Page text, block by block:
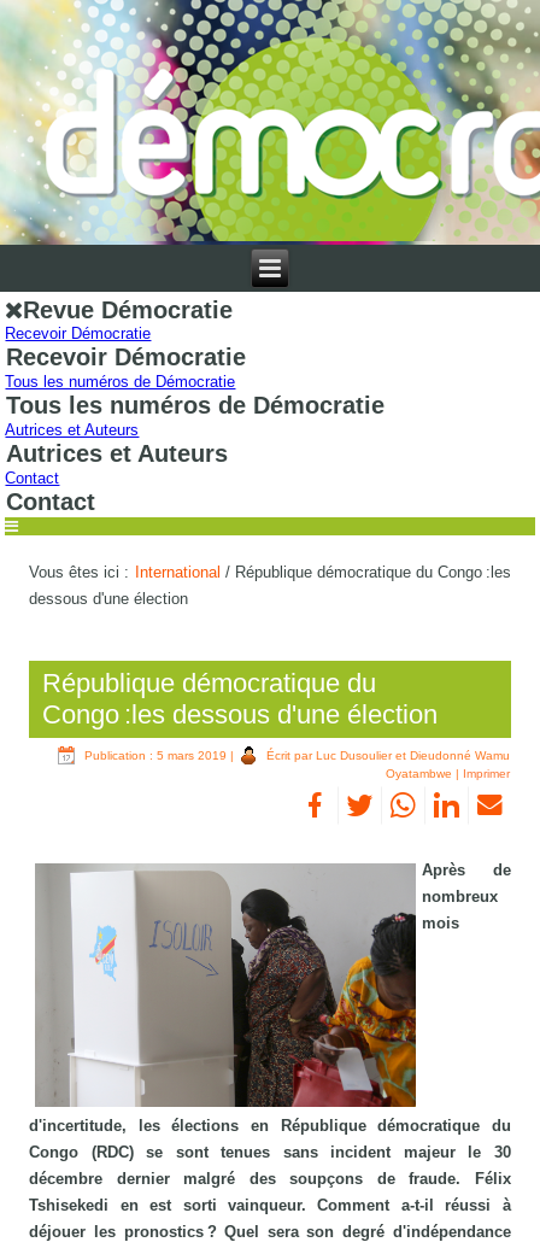
Revue Démocratie
Recevoir Démocratie
Recevoir Démocratie
Tous les numéros de Démocratie
Tous les numéros de Démocratie
Autrices et Auteurs
Autrices et Auteurs
Contact
Contact
Vous êtes ici : International / République démocratique du Congo :les
dessous d'une élection
République démocratique du
Congo :les dessous d'une élection
Publication : 5 mars 2019 |
Écrit par Luc Dusoulier et Dieudonné Wamu
Oyatambwe
Imprimer
Après de
nombreux
mois
d'incertitude, les élections en République démocratique du
Congo (RDC) se sont tenues sans incident majeur le 30
décembre dernier malgré des soupçons de fraude. Félix
Tshisekedi en est sorti vainqueur. Comment a-t-il réussi à
déjouer les pronostics ? Quel sera son degré d'indépendance